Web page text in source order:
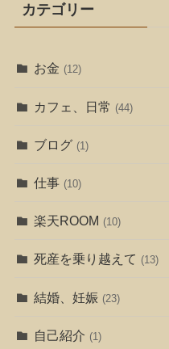
カテゴリー
お金 (12)
カフェ、日常 (44)
ブログ (1)
仕事 (10)
楽天ROOM (10)
死産を乗り越えて (13)
結婚、妊娠 (23)
自己紹介 (1)